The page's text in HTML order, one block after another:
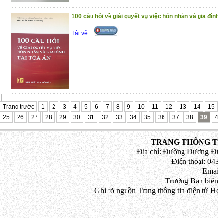
100 câu hỏi về giải quyết vụ việc hôn nhân và gia
Tải về:
Trang trước 1 2 3 4 5 6 7 8 9 10 11 12 13 14
15
25
26 27 28 29 30 31 32 33 34 35 36 37 38 39
TRANG THÔNG
Địa chỉ: Đường Dương
Điện thoại:
Trưởng Ban
Ghi rõ nguồn Trang thông tin điện tử